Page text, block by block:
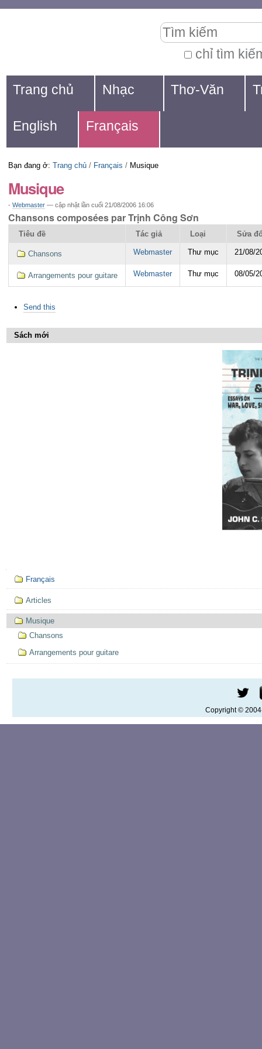
dung.
đến
mục
định
hướng
cá
nhân
chỉ tìm
kiếm
Navigation
Trang chủ Nhạc Thơ-Văn
English Français
Bạn đang ở: Trang chủ / Français / Musique
Musique
- Webmaster — cập nhật lần cuối 21/08/2006 16:06
Chansons composées par Trịnh Công Sơn
Tiêu đề Tác giả Loại Sửa
Chansons Webmaster Thư mục 21/08/
Arrangements pour guitare Webmaster Thư mục 08/05/
thao
trên
Tài
Send this
Sách mới
Mục
định
hướng
Français
Articles
Musique
Chansons
Arrangements pour guitare
Copyright ©